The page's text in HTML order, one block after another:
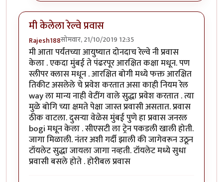
मी केलेला रेल्वे प्रवास
Rajesh188सोमवार, 21/10/2019 12:35
मी आता पर्यंतच्या आयुष्यात दोनदाच रेल्वे नी प्रवास
केला . एकदा मुंबई ते पंढरपूर आरक्षित कक्षा मधून. पण
स्लीपर क्लास मधून . आरक्षित बोगी मध्ये फक्त आरक्षित
तिकीट असलेले चे प्रवेश करतात असा काही नियम रेल
way ला मान्य नाही वेटींग वाले सुद्धा प्रवेश करतात . त्या
मुळे बोगि च्या क्षमते पेक्षा जास्त प्रवासी असतात. प्रवास
ठीक वाटला. दुसऱ्या वेळेस मुंबई पुणे हा प्रवास जनरल
bogi मधून केला . सीएसटी ला ट्रेन पकडली खाली होती.
जागा मिळाली. नंतर अशी गर्दी झाली की जागेवरून उठून
टॉयलेट सुद्धा जायला जागा नव्हती. टॉयलेट मध्ये सुधा
प्रवासी बसले होते . होरीबल प्रवास